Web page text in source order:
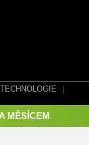
TECHNOLOGIE
MĚSÍCEM